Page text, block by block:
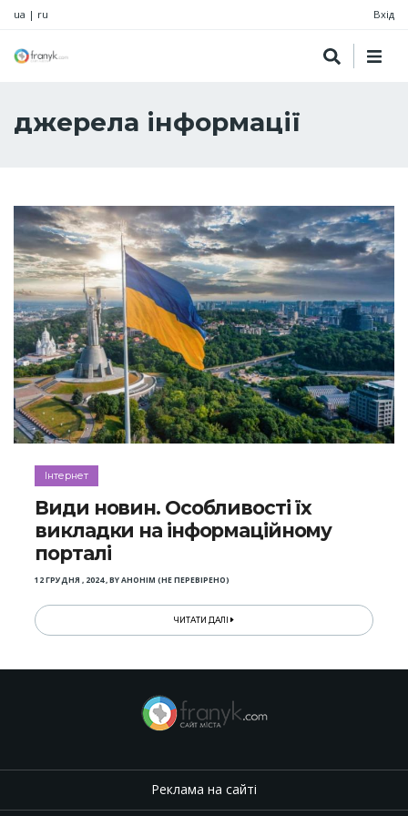
ua | ru Вхід
джерела інформації
Інтернет
Види новин. Особливості їх
викладки на інформаційному
порталі
12 ГРУДНЯ , 2024,BYАНОНІМ (НЕ ПЕРЕВІРЕНО)
ЧИТАТИ ДАЛІ
Реклама на сайті